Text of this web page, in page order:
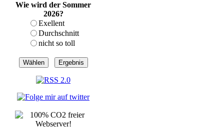
Wie wird der Sommer
2026?
Exellent
Durchschnitt
nicht so toll